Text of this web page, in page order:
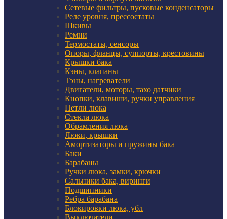
Сетевые фильтры, пусковые конденсаторы
Реле уровня, прессостаты
Шкивы
Ремни
Термостаты, сенсоры
Опоры, фланцы, суппорты, крестовины
Крышки бака
Кэны, клапаны
Тэны, нагреватели
Двигатели, моторы, тахо датчики
Кнопки, клавиши, ручки управления
Петли люка
Стекла люка
Обрамления люка
Люки, крышки
Амортизаторы и пружины бака
Баки
Барабаны
Ручки люка, замки, крючки
Сальники бака, виринги
Подшипники
Ребра барабана
Блокировки люка, убл
Выключатели